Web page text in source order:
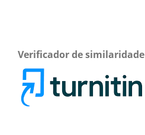
Verificador de similaridade